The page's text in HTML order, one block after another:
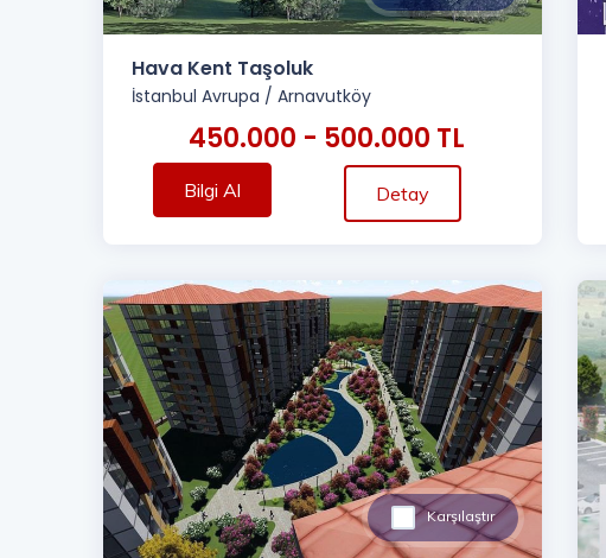
Hava Kent Taşoluk
İstanbul Avrupa / Arnavutköy
450.000 - 500.000 TL
Bilgi Al Detay
Karşılaştır